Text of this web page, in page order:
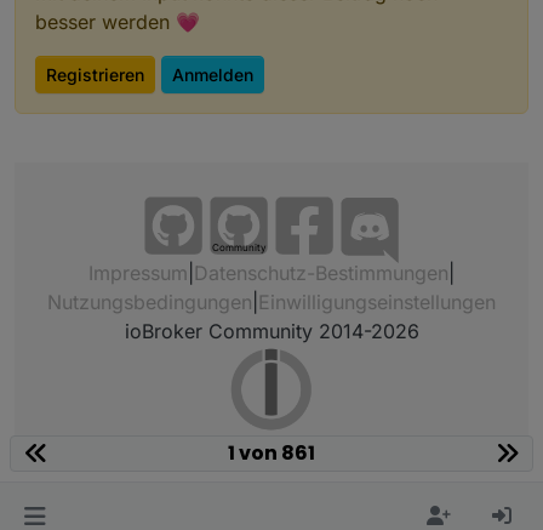
besser werden 💗
Registrieren Anmelden
Community
Impressum Datenschutz-Bestimmungen
Nutzungsbedingungen Einwilligungseinstellungen
ioBroker Community 2014-2026
1 von 861